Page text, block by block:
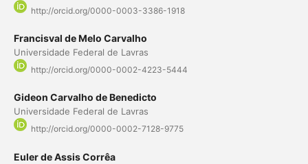
http://orcid.org/0000-0003-3386-1918
Francisval de Melo Carvalho
Universidade Federal de Lavras
http://orcid.org/0000-0002-4223-5444
Gideon Carvalho de Benedicto
Universidade Federal de Lavras
http://orcid.org/0000-0002-7128-9775
Euler de Assis Corrêa